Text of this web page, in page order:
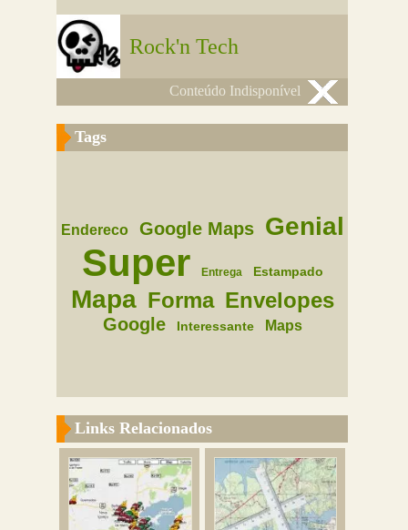
Rock'n Tech
Conteúdo Indisponível
Tags
Endereco Google Maps Genial
Super Entrega Estampado
Mapa Forma Envelopes
Google Interessante Maps
Links Relacionados